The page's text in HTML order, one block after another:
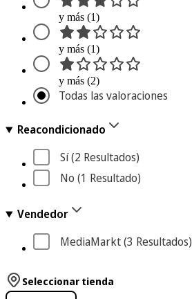
y más (1)
y más (1)
y más (2)
Todas las valoraciones
Reacondicionado
Sí (2 Resultados)
No (1 Resultado)
Vendedor
MediaMarkt (3 Resultados)
Seleccionar tienda